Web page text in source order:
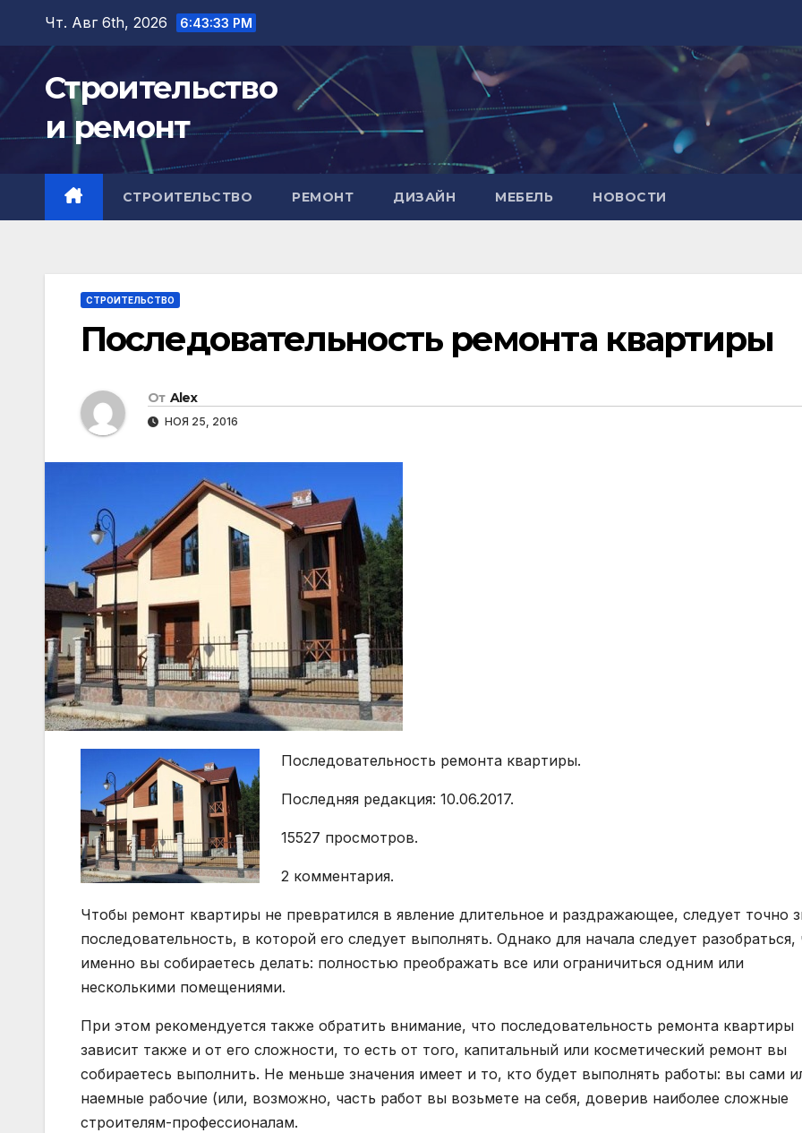
Перейти
содержимому
Чт. Авг 6th, 2026 6:43:34 PM
Строительство
и ремонт
СТРОИТЕЛЬСТВО РЕМОНТ ДИЗАЙН МЕБЕЛЬ НОВОСТИ
СТРОИТЕЛЬСТВО
Последовательность ремонта квартиры
От Alex
НОЯ 25, 2016
Последовательность ремонта квартиры.
Последняя редакция: 10.06.2017.
15527 просмотров.
2 комментария.
Чтобы ремонт квартиры не превратился в явление длительное и раздражающее, следует точно
последовательность, в которой его следует выполнять. Однако для начала следует разобраться,
именно вы собираетесь делать: полностью преображать все или ограничиться одним или
несколькими помещениями.
При этом рекомендуется также обратить внимание, что последовательность ремонта квартиры
зависит также и от его сложности, то есть от того, капитальный или косметический ремонт вы
собираетесь выполнить. Не меньше значения имеет и то, кто будет выполнять работы: вы сами
наемные рабочие (или, возможно, часть работ вы возьмете на себя, доверив наиболее сложные
строителям-профессионалам.